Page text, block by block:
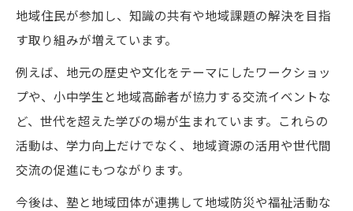
地域住民が参加し、知識の共有や地域課題の解決を目指
す取り組みが増えています。
例えば、地元の歴史や文化をテーマにしたワークショッ
プや、小中学生と地域高齢者が協力する交流イベントな
ど、世代を超えた学びの場が生まれています。これらの
活動は、学力向上だけでなく、地域資源の活用や世代間
交流の促進にもつながります。
今後は、塾と地域団体が連携して地域防災や福祉活動な